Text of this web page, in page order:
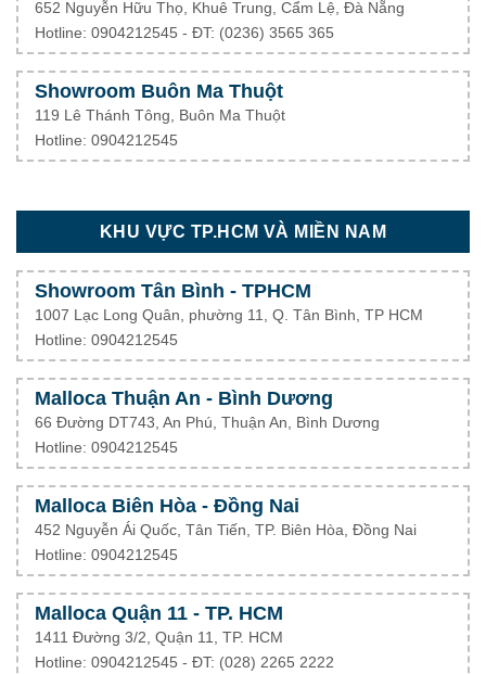
652 Nguyễn Hữu Thọ, Khuê Trung, Cẩm Lệ, Đà Nẵng
Hotline: 0904212545 - ĐT: (0236) 3565 365
Showroom Buôn Ma Thuột
119 Lê Thánh Tông, Buôn Ma Thuột
Hotline: 0904212545
KHU VỰC TP.HCM VÀ MIỀN NAM
Showroom Tân Bình - TPHCM
1007 Lạc Long Quân, phường 11, Q. Tân Bình, TP HCM
Hotline: 0904212545
Malloca Thuận An - Bình Dương
66 Đường DT743, An Phú, Thuận An, Bình Dương
Hotline: 0904212545
Malloca Biên Hòa - Đồng Nai
452 Nguyễn Ái Quốc, Tân Tiến, TP. Biên Hòa, Đồng Nai
Hotline: 0904212545
Malloca Quận 11 - TP. HCM
1411 Đường 3/2, Quận 11, TP. HCM
Hotline: 0904212545 - ĐT: (028) 2265 2222